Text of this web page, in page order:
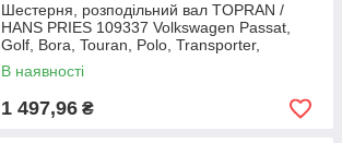
Шестерня, розподільний вал TOPRAN /
HANS PRIES 109337 Volkswagen Passat,
Golf, Bora, Touran, Polo, Transporter,
Scirocco, Caddy;
В наявності
1 497,96 ₴